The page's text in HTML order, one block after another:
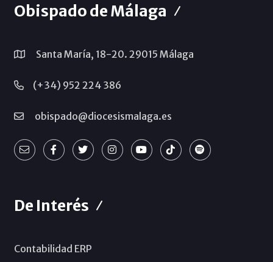
Obispado de Málaga
Santa María, 18-20. 29015 Málaga
(+34) 952 224 386
obispado@diocesismalaga.es
De Interés
Contabilidad ERP